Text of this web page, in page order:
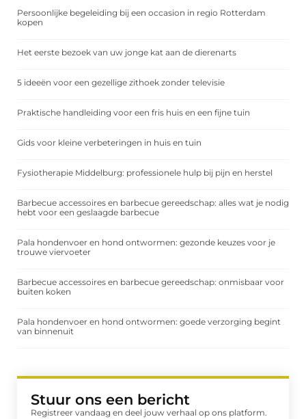
Persoonlijke begeleiding bij een occasion in regio Rotterdam
kopen
Het eerste bezoek van uw jonge kat aan de dierenarts
5 ideeën voor een gezellige zithoek zonder televisie
Praktische handleiding voor een fris huis en een fijne tuin
Gids voor kleine verbeteringen in huis en tuin
Fysiotherapie Middelburg: professionele hulp bij pijn en herstel
Barbecue accessoires en barbecue gereedschap: alles wat je nodig
hebt voor een geslaagde barbecue
Pala hondenvoer en hond ontwormen: gezonde keuzes voor je
trouwe viervoeter
Barbecue accessoires en barbecue gereedschap: onmisbaar voor
buiten koken
Pala hondenvoer en hond ontwormen: goede verzorging begint
van binnenuit
Stuur ons een bericht
Registreer vandaag en deel jouw verhaal op ons platform.